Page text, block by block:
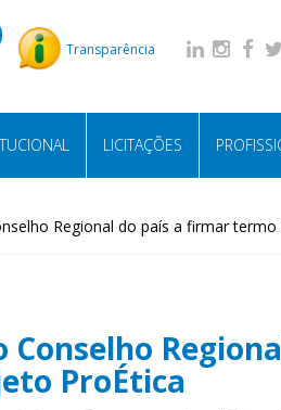
Transparência
LICITAÇÕES
Regional do país a firmar
Conselho
ProÉtica